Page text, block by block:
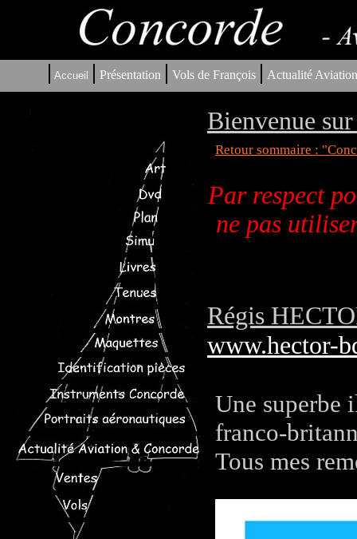
| Accueil | Présentation | Vols de François | Actualité
Bienvenue
Retour sommaire :
Par respect
ne pas
Régis
www.hector-
Une superbe
franco-
Tous mes